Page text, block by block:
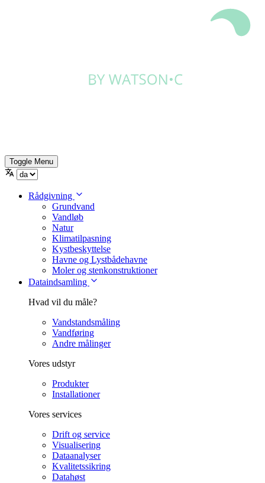
Toggle Menu
Rådgivning
Grundvand
Vandløb
Natur
Klimatilpasning
Kystbeskyttelse
Havne og Lystbådehavne
Moler og stenkonstruktioner
Dataindsamling
Hvad vil du måle?
Vandstandsmåling
Vandføring
Andre målinger
Vores udstyr
Produkter
Installationer
Vores services
Drift og service
Visualisering
Dataanalyser
Kvalitetssikring
Datahøst